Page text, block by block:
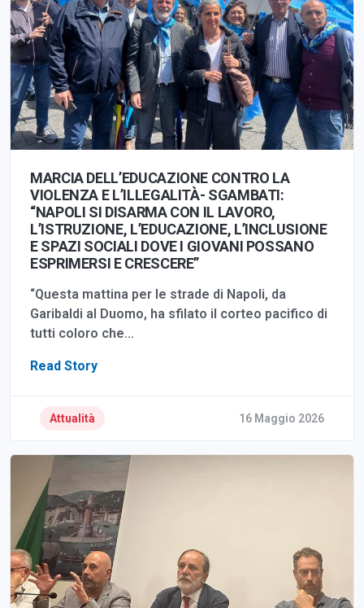
MARCIA DELL’EDUCAZIONE CONTRO LA
VIOLENZA E L’ILLEGALITÀ- SGAMBATI:
“NAPOLI SI DISARMA CON IL LAVORO,
L’ISTRUZIONE, L’EDUCAZIONE, L’INCLUSIONE
E SPAZI SOCIALI DOVE I GIOVANI POSSANO
ESPRIMERSI E CRESCERE”
“Questa mattina per le strade di Napoli, da
Garibaldi al Duomo, ha sfilato il corteo pacifico di
tutti coloro che…
Read Story
Attualità 16 Maggio 2026